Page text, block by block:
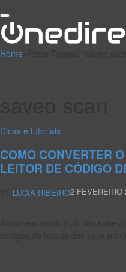
Home
Dicas e tutoriais
COMO CONVERTER
LEITOR DE CÓDIGO
LUCIA RIBEIRO2 FEVEREIRO